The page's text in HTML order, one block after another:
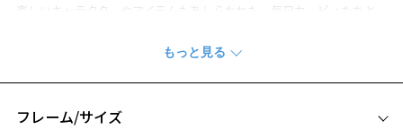
楽しいキャラクターやアイテムもあしらわれた、毎日カービィたちと
本。
華奢でクラシカルなデザインの中に、さりげなくカービィの世界観を
表現しました。
フレーム/サイズ